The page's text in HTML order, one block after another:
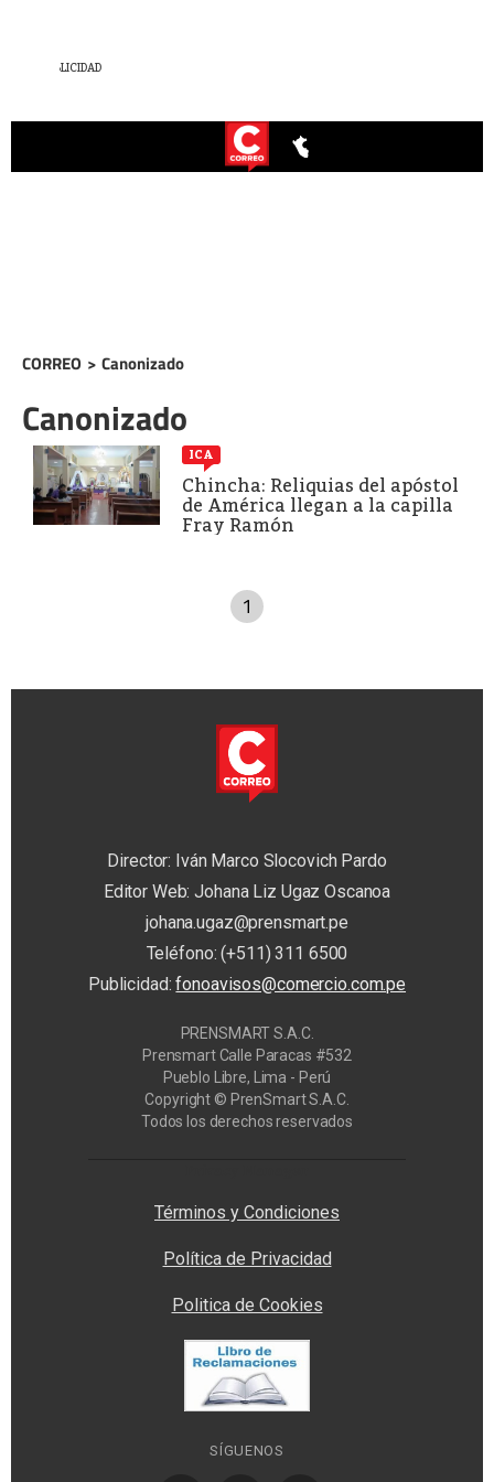
CORREO > Canonizado
Canonizado
ICA
Chincha: Reliquias del apóstol
de América llegan a la capilla
Fray Ramón
1
Director: Iván Marco Slocovich Pardo
Editor Web: Johana Liz Ugaz Oscanoa
johana.ugaz@prensmart.pe
Teléfono: (+511) 311 6500
Publicidad:fonoavisos@comercio.com.pe
PRENSMART S.A.C.
Prensmart Calle Paracas #532
Pueblo Libre, Lima - Perú
Copyright © PrenSmart S.A.C.
Todos los derechos reservados
Términos y Condiciones
Política de Privacidad
Politica de Cookies
SÍGUENOS